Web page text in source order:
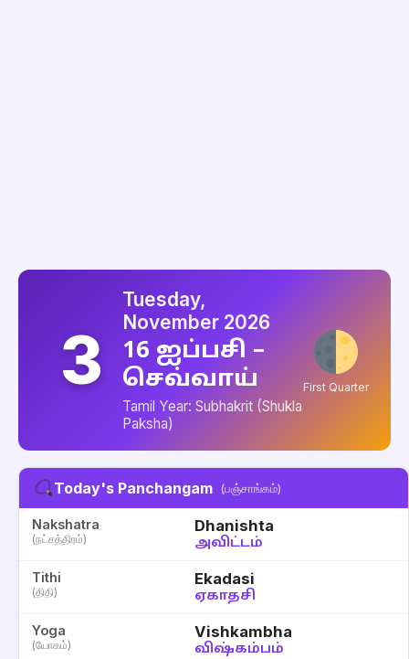
3
Tuesday,
November 2026
16 ஐப்பசி –
செவ்வாய்
Tamil Year: Subhakrit (Shukla
Paksha)
First Quarter
Today's Panchangam (பஞ்சாங்கம்)
Nakshatra
(நட்சத்திரம்)
Dhanishta
அவிட்டம்
Tithi
(திதி)
Ekadasi
ஏகாதசி
Yoga
(யோகம்)
Vishkambha
விஷ்கம்பம்